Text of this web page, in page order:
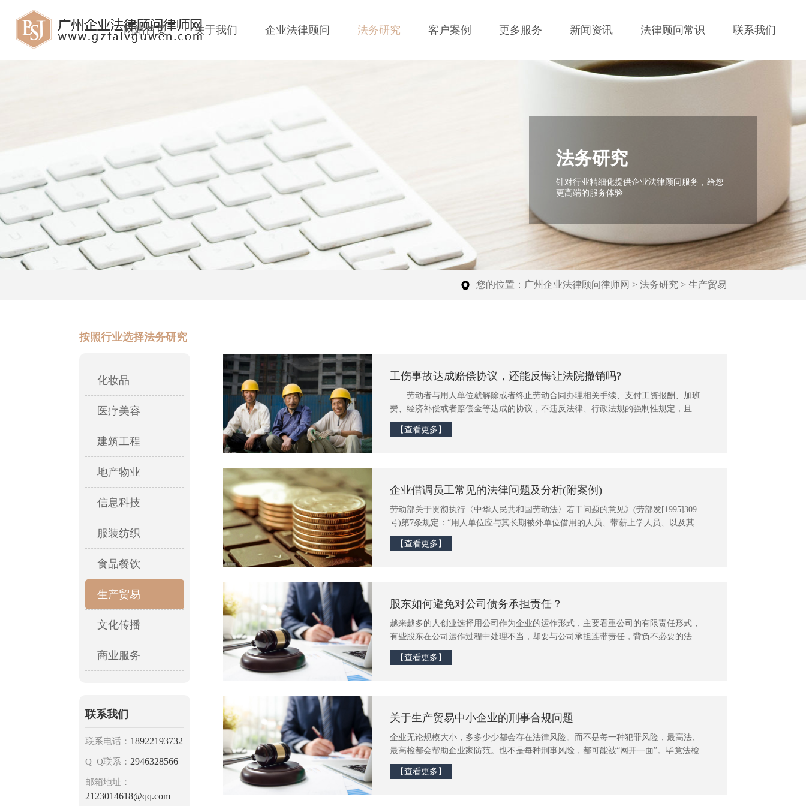
网站首页 关于我们 企业法律顾问 法务研究 客户案例 更多服务 新闻资讯 法律顾问常识 联系我们
法务研究
针对行业精细化提供企业法律顾问服务，给您
更高端的服务体验
您的位置： 广州企业法律顾问律师网 > 法务研究 > 生产贸易
按照行业选择法务研究
化妆品
医疗美容
建筑工程
地产物业
信息科技
服装纺织
食品餐饮
生产贸易
文化传播
商业服务
联系我们
联系电话： 18922193732
Q Q联系： 2946328566
邮箱地址：
2123014618@qq.com
​工伤事故达成赔偿协议，还能反悔让法院撤销吗?
劳动者与用人单位就解除或者终止劳动合同办理相关手续、支付工资报酬、加班
费、经济补偿或者赔偿金等达成的协议，不违反法律、行政法规的强制性规定，且不
存在欺诈、胁迫或者乘人之危情形的，应当认定有效。前款协议存在重大误解或者显
失公平情形，当事人请求撤销的，人民法院应予支持。赔偿协议是否可撤销，应从签
【查看更多】
企业借调员工常见的法律问题及分析(附案例)
劳动部关于贯彻执行〈中华人民共和国劳动法〉若干问题的意见》(劳部发[1995]309
号)第7条规定：“用人单位应与其长期被外单位借用的人员、带薪上学人员、以及其他
非在岗但仍保持劳动关系的人员签订劳动合同，但在外借和上学期间，劳动合同中的
某些相关条款经双方协商可以变更”
【查看更多】
股东如何避免对公司债务承担责任？
越来越多的人创业选择用公司作为企业的运作形式，主要看重公司的有限责任形式，
有些股东在公司运作过程中处理不当，却要与公司承担连带责任，背负不必要的法律
风险。为避免股东遭受不必要的损失，广州企业法律顾问律师团队根据多年为企业提
供法律顾问律师服务的经验，对股东与公司设立运营的法律风险进行提示，并从实务
【查看更多】
关于生产贸易中小企业的刑事合规问题
企业无论规模大小，多多少少都会存在法律风险。而不是每一种犯罪风险，最高法、
最高检都会帮助企业家防范。也不是每种刑事风险，都可能被“网开一面”。毕竟法检出
的是“大纲”，而企业家自己才是“做题”的人。常年法律顾问一直关注企业发法律风险，
防范风险从当下开始。
【查看更多】